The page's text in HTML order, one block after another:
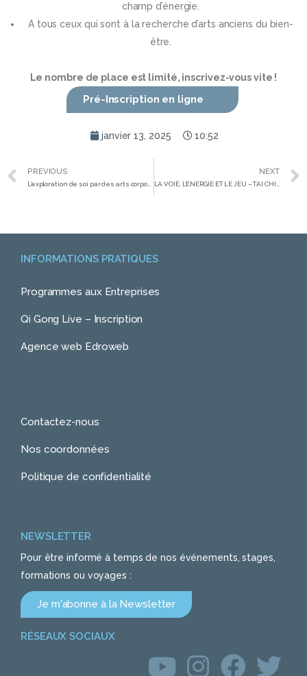
champ d’énergie.
A tous ceux qui sont à la recherche d’arts anciens du bien-
être.
Le nombre de place est limité, inscrivez-vous vite !
Pré-Inscription en ligne
janvier 13, 2025 10:52
PREVIOUS NEXT
INFORMATIONS PRATIQUES
Programmes aux Entreprises
Qi Gong Live – Inscription
Agence web Edroweb
Contactez-nous
Nos coordonnées
Politique de confidentialité
NEWSLETTER
Pour être informé à temps de nos événements, stages,
formations ou voyages :
Je m'abonne à la Newsletter
RÉSEAUX SOCIAUX